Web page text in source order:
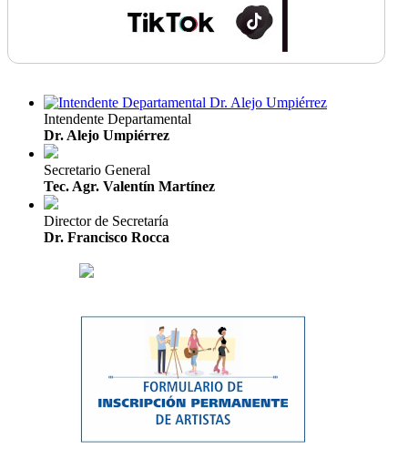
Intendente Departamental
Dr. Alejo Umpiérrez
Secretario General
Tec. Agr. Valentín Martínez
Director de Secretaría
Dr. Francisco Rocca